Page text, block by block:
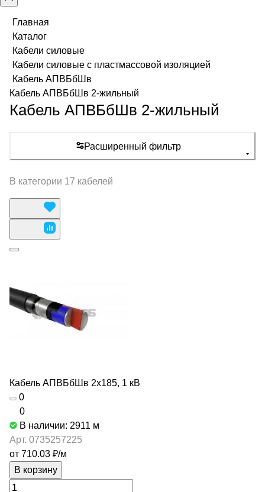
Главная
Каталог
Кабели силовые
Кабели силовые с пластмассовой изоляцией
Кабель АПВБбШв
Кабель АПВБбШв 2-жильный
Кабель АПВБбШв 2-жильный
Расширенный фильтр
В категории 17 кабелей
Кабель АПВБбШв 2х185, 1 кВ
0
0
В наличии: 2911 м
Арт. 0735257225
от 710.03 ₽/м
В корзину